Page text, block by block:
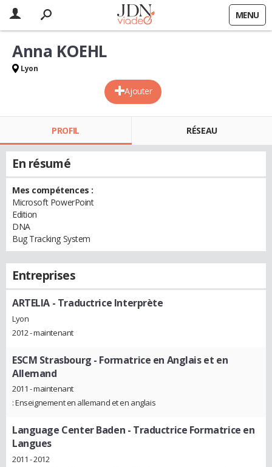
MENU
Ajouter
Anna KOEHL
Lyon
PROFIL RÉSEAU
En résumé
Mes compétences :
Microsoft PowerPoint
Edition
DNA
Bug Tracking System
Entreprises
ARTELIA - Traductrice Interprète
Lyon
2012 - maintenant
ESCM Strasbourg - Formatrice en Anglais et en
Allemand
2011 - maintenant
: Enseignement en allemand et en anglais
Language Center Baden - Traductrice Formatrice en
Langues
2011 - 2012